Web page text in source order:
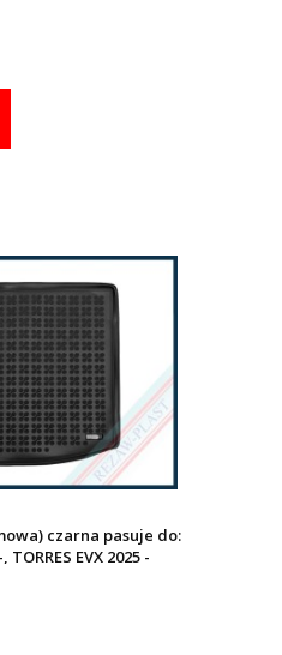
czarna pasuje do:
EVX 2025 -